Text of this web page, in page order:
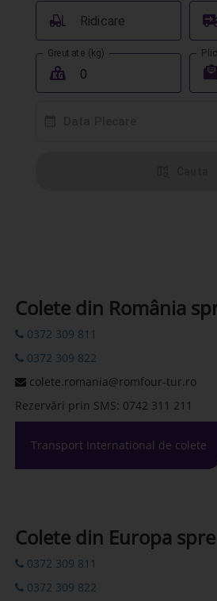
Ridicare
󰟉
Greutate (kg)
󰖢
Colete din România
0372 309 811
0372 309 822
colete.romania@romfour-tur.ro
Rezervări prin SMS: 0742 311 211
Transport International de colete
Colete din Europa
0372 309 811
0372 309 822